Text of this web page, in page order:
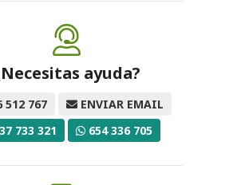
ayuda?
512 767
ENVIAR EMAIL
733 321
654 336 705